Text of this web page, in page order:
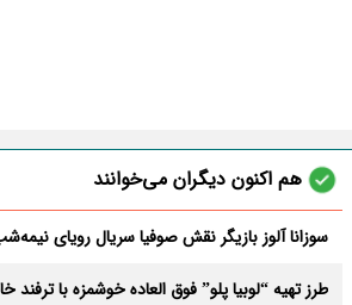
هم اکنون دیگران می‌خوانند
سوزانا آلوز بازیگر نقش صوفیا سریال رویای
طرز تهیه “لوبیا پلو” فوق العاده خوشمزه با